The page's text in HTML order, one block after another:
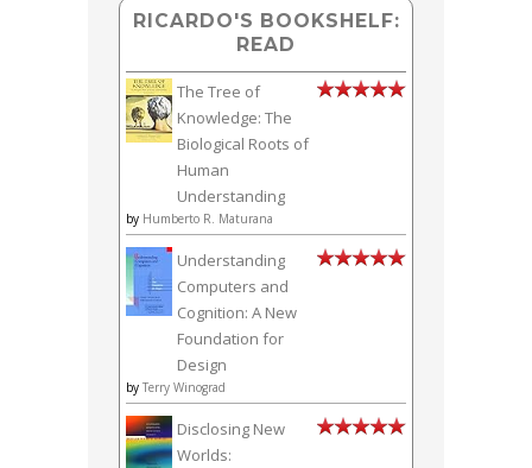
RICARDO'S BOOKSHELF:
READ
The Tree of
Knowledge: The
Biological Roots of
Human
Understanding
by Humberto R. Maturana
Understanding
Computers and
Cognition: A New
Foundation for
Design
by Terry Winograd
Disclosing New
Worlds: